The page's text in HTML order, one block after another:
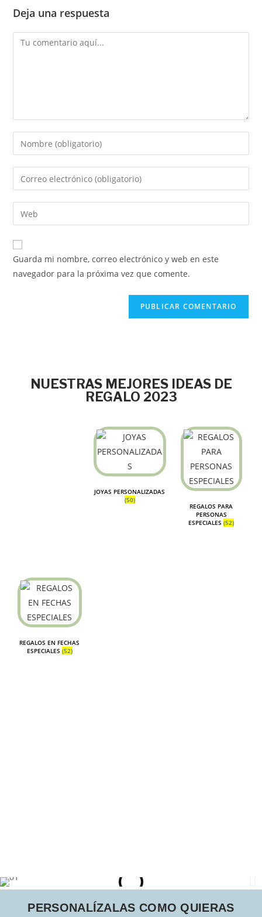
Deja una respuesta
Guarda mi nombre, correo electrónico y web en este
navegador para la próxima vez que comente.
NUESTRAS MEJORES IDEAS DE
REGALO 2023
JOYAS PERSONALIZADAS
(50)
REGALOS PARA
PERSONAS
ESPECIALES(52)
REGALOS EN FECHAS
ESPECIALES (52)
PERSONALÍZALAS COMO QUIERAS